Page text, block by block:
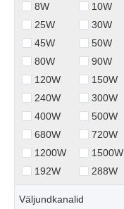
8W 10W
25W
30W
45W
50W
80W
90W
120W
150W
240W
300W
400W
500W
680W
720W
1200W
1500W
192W
288W
Väljundkanalid